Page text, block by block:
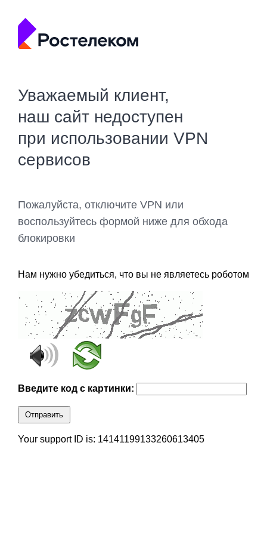
Уважаемый клиент,
наш сайт недоступен
при использовании VPN
сервисов
Пожалуйста, отключите VPN или
воспользуйтесь формой ниже для обхода
блокировки
Нам нужно убедиться, что вы не являетесь роботом
Введите код с картинки:
Отправить
Your support ID is: 14141199133260613405